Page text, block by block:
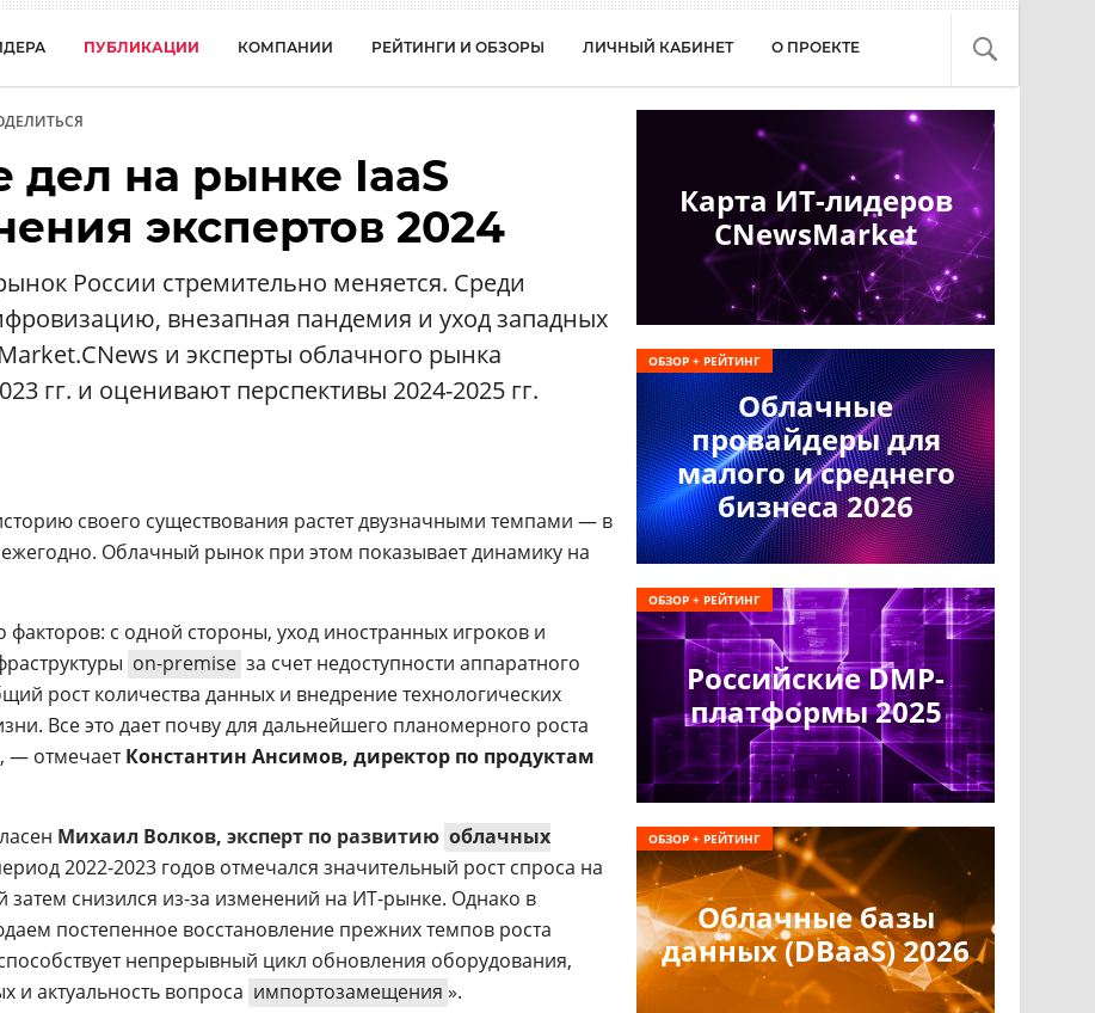
ПУБЛИКАЦИИ КОМПАНИИ РЕЙТИНГИ И ОБЗОРЫ ЛИЧНЫЙ КАБИНЕТ О ПРОЕКТЕ
на рынке IaaS
экспертов 2024
России стремительно меняется. Среди
внезапная пандемия и уход западных
и эксперты облачного рынка
гг. и оценивают перспективы 2024-2025 гг.
своего существования растет двузначными темпами — в
Облачный рынок при этом показывает динамику на
факторов: с одной стороны, уход иностранных игроков и
on-premise за счет недоступности аппаратного
рост количества данных и внедрение технологических
Все это дает почву для дальнейшего планомерного роста
— отмечаетКонстантин Ансимов, директор по продуктам
Михаил Волков, эксперт по развитию облачных
2022-2023 годов отмечался значительный рост спроса на
снизился из-за изменений на ИТ-рынке. Однако в
постепенное восстановление прежних темпов роста
непрерывный цикл обновления оборудования,
и актуальность вопроса импортозамещения ».
Карта ИТ-лидеров
CNewsMarket
Облачные
провайдеры для
малого и среднего
бизнеса 2026
ОБЗОР + РЕЙТИНГ
Российские DMP-
платформы 2025
ОБЗОР + РЕЙТИНГ
Облачные базы
данных (DBaaS) 2026
ОБЗОР + РЕЙТИНГ